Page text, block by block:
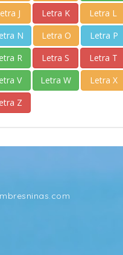
J Letra K
Letra L
N Letra O
Letra P
R Letra S
Letra T
V Letra W
Letra X
Z